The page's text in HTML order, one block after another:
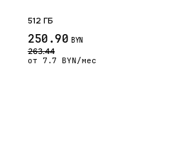
512 ГБ
250.90 BYN
263.44
от 7.7 BYN/мес